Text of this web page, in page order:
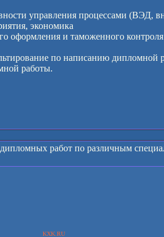
управления процессами (ВЭД,
экономика
оформления и таможенного
по написанию
работы.
работ по различным
KXK.RU